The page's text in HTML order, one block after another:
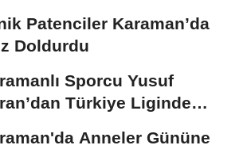
Patenciler Karaman’da
Doldurdu
Sporcu Yusuf
Türkiye Liginde
Anneler Gününe